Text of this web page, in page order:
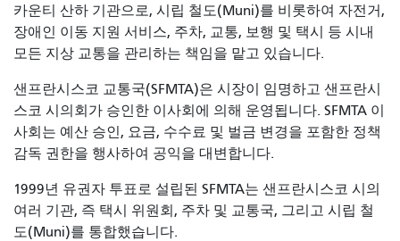
카운티 산하 기관으로, 시립 철도(Muni)를 비롯하여 자전거,
장애인 이동 지원 서비스, 주차, 교통, 보행 및 택시 등 시내
모든 지상 교통을 관리하는 책임을 맡고 있습니다.
샌프란시스코 교통국(SFMTA)은 시장이 임명하고 샌프란시
스코 시의회가 승인한 이사회에 의해 운영됩니다. SFMTA 이
사회는 예산 승인, 요금, 수수료 및 벌금 변경을 포함한 정책
감독 권한을 행사하여 공익을 대변합니다.
1999년 유권자 투표로 설립된 SFMTA는 샌프란시스코 시의
여러 기관, 즉 택시 위원회, 주차 및 교통국, 그리고 시립 철
도(Muni)를 통합했습니다.